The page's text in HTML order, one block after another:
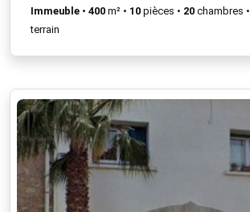
Immeuble • 400 m² • 10 pièces • 20 chambres •
terrain